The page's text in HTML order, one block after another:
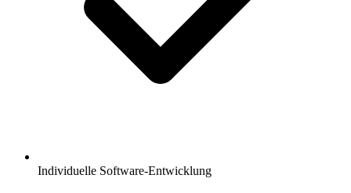
Individuelle Software-Entwicklung